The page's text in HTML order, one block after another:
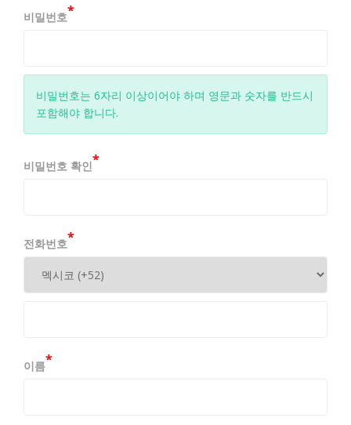
공지하거나 e-mail을 통해 회원에게 공지하며, 공지
용자는 본인의 회원 등록을 취소(회원탈퇴)할 수 있
으며, 약관이 변경된 날로부터 7일 이후에도 거부의
사를 표시하지 아니하고 GRUPOADSTRA을 계속
이용하는 경우는 약관의 변경에 대해 동의한 것으
로 간주 됩니다.
의미합니다. 변경된 약관에 대한 정보를 알지 못해
발생하는 이용자의 피해는 당 GRUPOADSTRA이
책임을 지지 않습니다.
1. 본 약관에 명시되지 않은 사항은 전기통신기본
비밀번호*
비밀번호는 6자리 이상이어야 하며 영문과 숫자를 반드시
포함해야 합니다.
비밀번호 확인*
전화번호*
이름*